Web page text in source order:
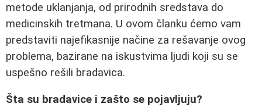
metode uklanjanja, od prirodnih sredstava do
medicinskih tretmana. U ovom članku ćemo vam
predstaviti najefikasnije načine za rešavanje ovog
problema, bazirane na iskustvima ljudi koji su se
uspešno rešili bradavica.
Šta su bradavice i zašto se pojavljuju?